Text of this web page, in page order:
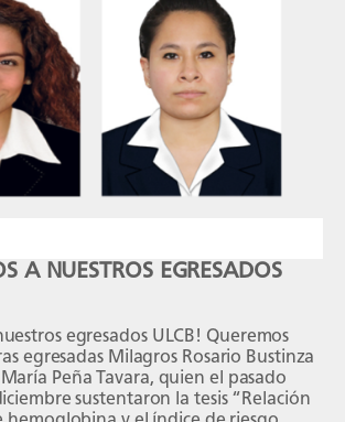
A NUESTROS EGRESADOS
egresados ULCB! Queremos
egresadas Milagros Rosario Bustinza
Peña Tavara, quien el pasado
sustentaron la tesis “Relación